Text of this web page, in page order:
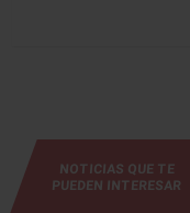
NOTICIAS QUE TE
PUEDEN INTERESAR